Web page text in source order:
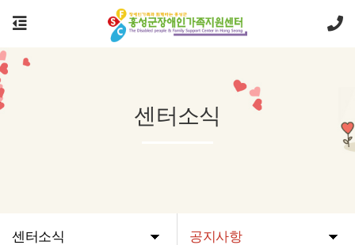
센터소식 공지사항
센터소식